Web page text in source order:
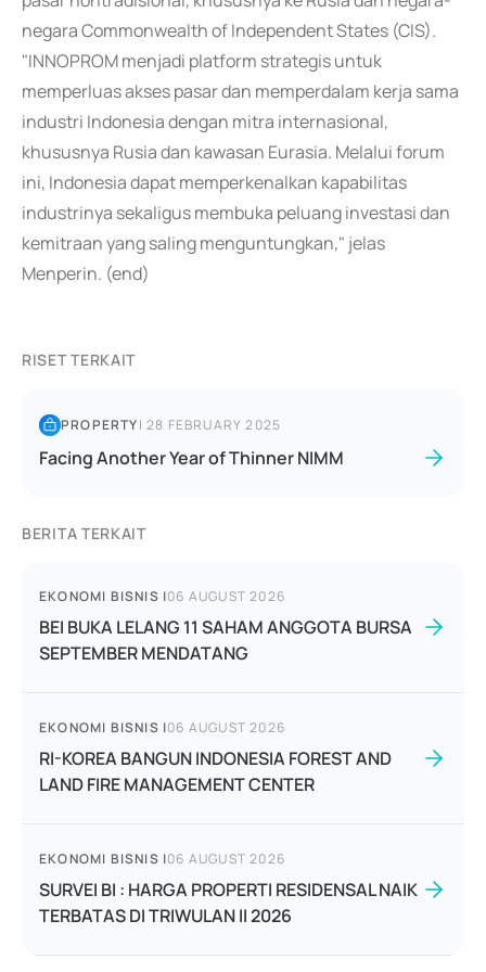
negara Commonwealth of Independent States (CIS).
"INNOPROM menjadi platform strategis untuk
memperluas akses pasar dan memperdalam kerja sama
industri Indonesia dengan mitra internasional,
khususnya Rusia dan kawasan Eurasia. Melalui forum
ini, Indonesia dapat memperkenalkan kapabilitas
industrinya sekaligus membuka peluang investasi dan
kemitraan yang saling menguntungkan," jelas
Menperin. (end)
RISET TERKAIT
PROPERTY|28 FEBRUARY 2025
Facing Another Year of Thinner NIMM
BERITA TERKAIT
EKONOMI BISNIS |06 AUGUST 2026
BEI BUKA LELANG 11 SAHAM ANGGOTA BURSA
SEPTEMBER MENDATANG
EKONOMI BISNIS |06 AUGUST 2026
RI-KOREA BANGUN INDONESIA FOREST AND
LAND FIRE MANAGEMENT CENTER
EKONOMI BISNIS |06 AUGUST 2026
SURVEI BI : HARGA PROPERTI RESIDENSAL NAIK
TERBATAS DI TRIWULAN II 2026